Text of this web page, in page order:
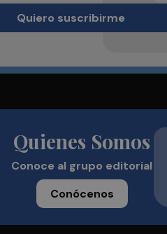
Quiero suscribirme
Quienes Somos
Conoce al grupo editorial
Conócenos